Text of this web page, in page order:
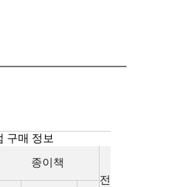
구매 정보
종이책
전